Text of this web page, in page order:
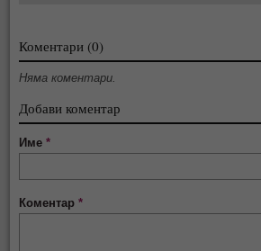
Коментари (0)
Няма коментари.
Добави коментар
Име*
Коментар*